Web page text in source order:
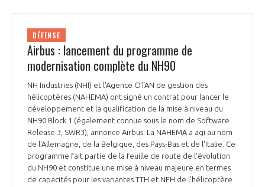
DÉFENSE
Airbus : lancement du programme de
modernisation complète du NH90
NH Industries (NHI) et l'Agence OTAN de gestion des
hélicoptères (NAHEMA) ont signé un contrat pour lancer le
développement et la qualification de la mise à niveau du
NH90 Block 1 (également connue sous le nom de Software
Release 3, SWR3), annonce Airbus. La NAHEMA a agi au nom
de l'Allemagne, de la Belgique, des Pays-Bas et de l'Italie. Ce
programme fait partie de la feuille de route de l'évolution
du NH90 et constitue une mise à niveau majeure en termes
de capacités pour les variantes TTH et NFH de l'hélicoptère